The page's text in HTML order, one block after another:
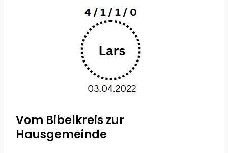
Vom Bibelkreis zur
Hausgemeinde